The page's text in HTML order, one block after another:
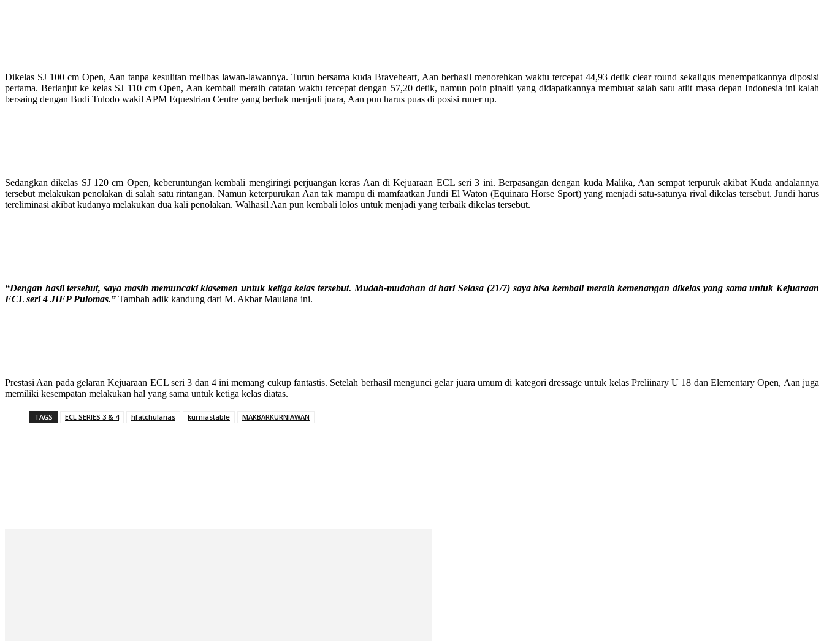
Dikelas SJ 100 cm Open, Aan tanpa kesulitan melibas lawan-lawannya. Turun bersama kuda Braveheart, Aan berhasil menorehkan waktu tercepat 44,93 detik clear round sekaligus menempatkannya diposisi
pertama. Berlanjut ke kelas SJ 110 cm Open, Aan kembali meraih catatan waktu tercepat dengan 57,20 detik, namun poin pinalti yang didapatkannya membuat salah satu atlit masa depan Indonesia ini kalah
bersaing dengan Budi Tulodo wakil APM Equestrian Centre yang berhak menjadi juara, Aan pun harus puas di posisi runer up.
Sedangkan dikelas SJ 120 cm Open, keberuntungan kembali mengiringi perjuangan keras Aan di Kejuaraan ECL seri 3 ini. Berpasangan dengan kuda Malika, Aan sempat terpuruk akibat Kuda andalannya
tersebut melakukan penolakan di salah satu rintangan. Namun keterpurukan Aan tak mampu di mamfaatkan Jundi El Waton (Equinara Horse Sport) yang menjadi satu-satunya rival dikelas tersebut. Jundi harus
tereliminasi akibat kudanya melakukan dua kali penolakan. Walhasil Aan pun kembali lolos untuk menjadi yang terbaik dikelas tersebut.
“Dengan hasil tersebut, saya masih memuncaki klasemen untuk ketiga kelas tersebut. Mudah-mudahan di hari Selasa (21/7) saya bisa kembali meraih kemenangan dikelas yang sama untuk Kejuaraan
ECL seri 4 JIEP Pulomas.” Tambah adik kandung dari M. Akbar Maulana ini.
Prestasi Aan pada gelaran Kejuaraan ECL seri 3 dan 4 ini memang cukup fantastis. Setelah berhasil mengunci gelar juara umum di kategori dressage untuk kelas Preliinary U 18 dan Elementary Open, Aan juga
memiliki kesempatan melakukan hal yang sama untuk ketiga kelas diatas.
TAGS ECL SERIES 3 & 4 hfatchulanas kurniastable MAKBARKURNIAWAN